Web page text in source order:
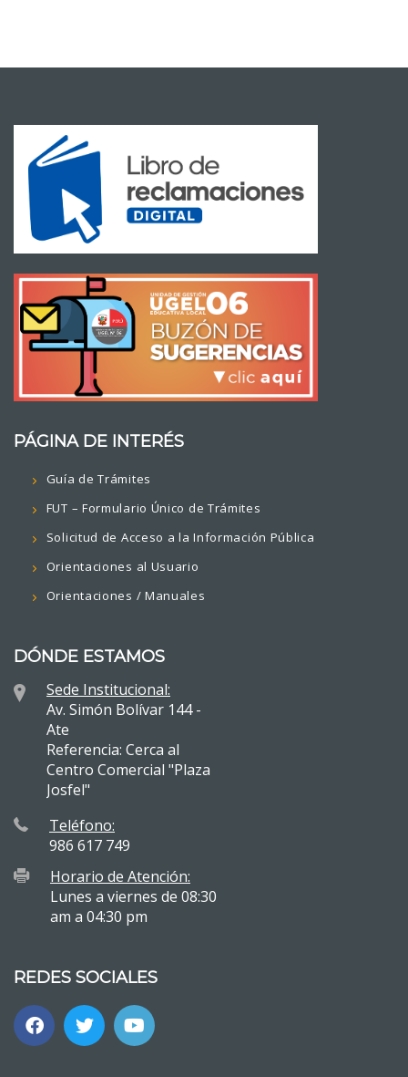
PÁGINA DE INTERÉS
Guía de Trámites
FUT – Formulario Único de Trámites
Solicitud de Acceso a la Información Pública
Orientaciones al Usuario
Orientaciones / Manuales
DÓNDE ESTAMOS
Sede Institucional:
Av. Simón Bolívar 144 -
Ate
Referencia: Cerca al
Centro Comercial "Plaza
Josfel"
Teléfono:
986 617 749
Horario de Atención:
Lunes a viernes de 08:30
am a 04:30 pm
REDES SOCIALES